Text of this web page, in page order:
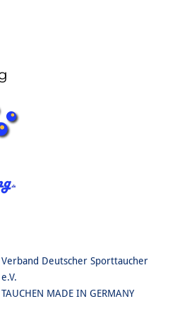
Verband Deutscher Sporttaucher
e.V.
TAUCHEN MADE IN GERMANY